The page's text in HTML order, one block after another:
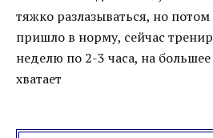
тяжко разлазываться, но потом
пришло в норму, сейчас
неделю по 2-3 часа, на
хватает